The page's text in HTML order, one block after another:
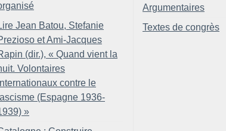
Jean Batou, Stefanie
et Ami-Jacques
(dir.), « Quand vient la
Volontaires
contre le
(Espagne 1936-
»
Argumentaires
Textes de congrès